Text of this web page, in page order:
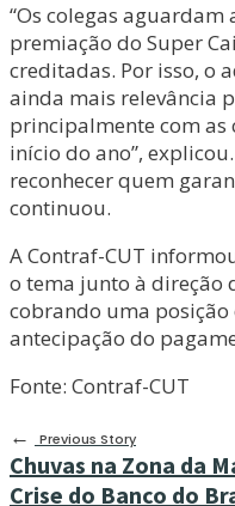
“Os colegas
premiação do Super
creditadas. Por isso, o
ainda mais relevância
principalmente com as
início do ano”,
reconhecer quem
continuou.
A Contraf-CUT
o tema junto à direção
cobrando uma
antecipação do
Fonte: Contraf-CUT
←
Previous Story
Chuvas na Zona da
Crise do Banco do